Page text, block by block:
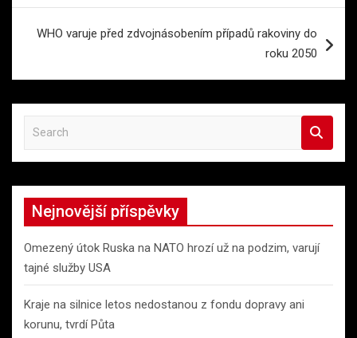
WHO varuje před zdvojnásobením případů rakoviny do
roku 2050
a
r
h
Nejnovější příspěvky
Omezený útok Ruska na NATO hrozí už na podzim, varují
tajné služby USA
Kraje na silnice letos nedostanou z fondu dopravy ani
korunu, tvrdí Půta